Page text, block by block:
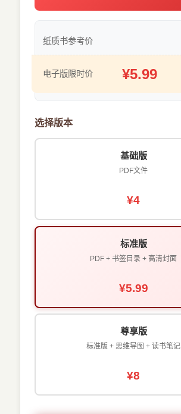
纸质书参考价
电子版限时价 ¥5.99
选择版本
基础版
PDF文件
¥4
标准版
PDF + 书签目录 + 高清封面
¥5.99
尊享版
标准版 + 思维导图 + 读书笔记
¥8